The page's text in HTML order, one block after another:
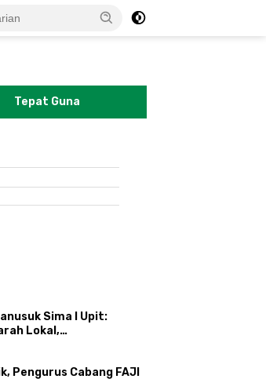
Tepat Guna
Sima I Upit:
Lokal,
Ekologi Klaten
Pengurus Cabang FAJI